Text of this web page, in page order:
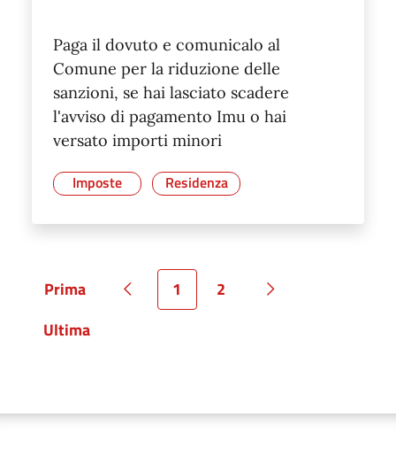
Paga il dovuto e comunicalo al
Comune per la riduzione delle
sanzioni, se hai lasciato scadere
l'avviso di pagamento Imu o hai
versato importi minori
Imposte Residenza
Pagina
Prima Pagina precedente
Pagina
1 Pagina
2
Pagina successiva
Pagina
Ultima